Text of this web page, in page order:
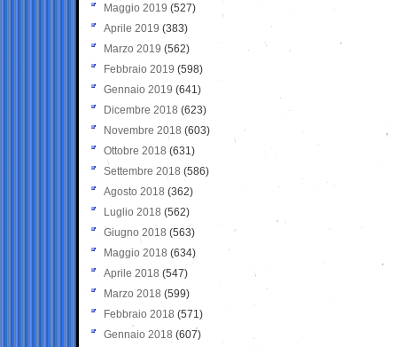
Maggio 2019 (527)
Aprile 2019 (383)
Marzo 2019 (562)
Febbraio 2019 (598)
Gennaio 2019 (641)
Dicembre 2018 (623)
Novembre 2018 (603)
Ottobre 2018 (631)
Settembre 2018 (586)
Agosto 2018 (362)
Luglio 2018 (562)
Giugno 2018 (563)
Maggio 2018 (634)
Aprile 2018 (547)
Marzo 2018 (599)
Febbraio 2018 (571)
Gennaio 2018 (607)